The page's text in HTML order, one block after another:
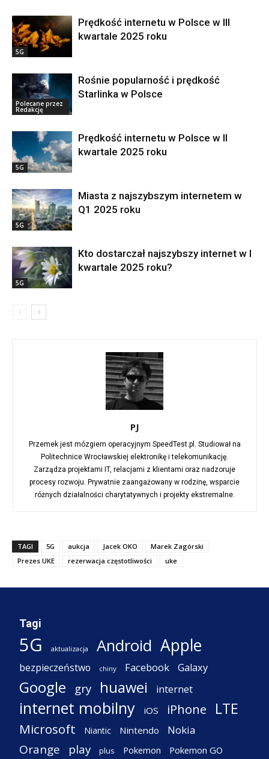
5G
Prędkość internetu w Polsce w III
kwartale 2025 roku
Polecane przez
Redakcję
Rośnie popularność i prędkość
Starlinka w Polsce
5G
Prędkość internetu w Polsce w II
kwartale 2025 roku
5G
Miasta z najszybszym internetem w
Q1 2025 roku
5G
Kto dostarczał najszybszy internet w I
kwartale 2025 roku?
PJ
Przemek jest mózgiem operacyjnym SpeedTest.pl. Studiował na
Politechnice Wrocławskiej elektronikę i telekomunikację.
Zarządza projektami IT, relacjami z klientami oraz nadzoruje
procesy rozwoju. Prywatnie zaangażowany w rodzinę, wsparcie
różnych działalności charytatywnych i projekty ekstremalne.
TAGI 5G aukcja Jacek OKO
Marek Zagórski
Prezes UKE
rezerwacja częstotliwości uke
Tagi
5G aktualizacja Android Apple
bezpieczeństwo chiny Facebook Galaxy
Google gry huawei internet
internet mobilny iOS iPhone LTE
Microsoft Niantic Nintendo Nokia
Orange play plus Pokemon Pokemon GO